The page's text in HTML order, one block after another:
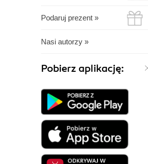
Podaruj prezent »
Nasi autorzy »
Pobierz aplikację: